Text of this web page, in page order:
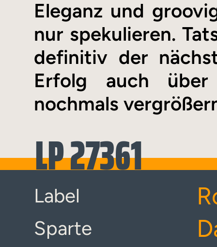
Eleganz und
nur spekulieren.
definitiv der
Erfolg auch über
nochmals
LP 27361
Label
Sparte